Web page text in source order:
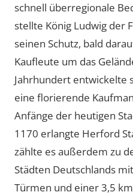
schnell überregionale
stellte König Ludwig der
seinen Schutz, bald
Kaufleute um das
Jahrhundert entwickelte
eine florierende
Anfänge der heutigen
1170 erlangte Herford
zählte es außerdem zu
Städten Deutschlands
Türmen und einer 3,5